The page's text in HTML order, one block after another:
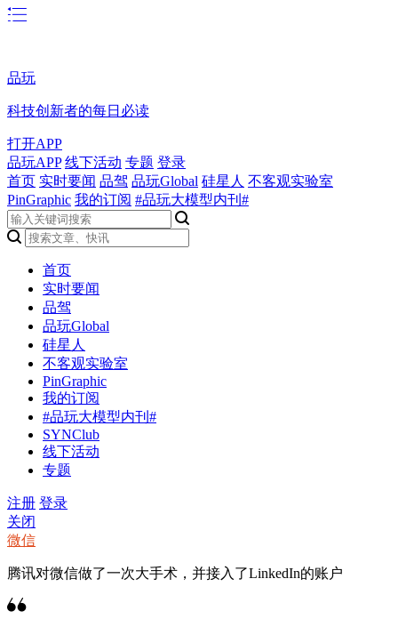
品玩
科技创新者的每日必读
打开APP
品玩APP 线下活动 专题 登录
首页 实时要闻 品驾 品玩Global 硅星人 不客观实验室
PinGraphic 我的订阅 #品玩大模型内刊#
首页
实时要闻
品驾
品玩Global
硅星人
不客观实验室
PinGraphic
我的订阅
#品玩大模型内刊#
SYNClub
线下活动
专题
注册 登录
关闭
微信
腾讯对微信做了一次大手术，并接入了LinkedIn的账户